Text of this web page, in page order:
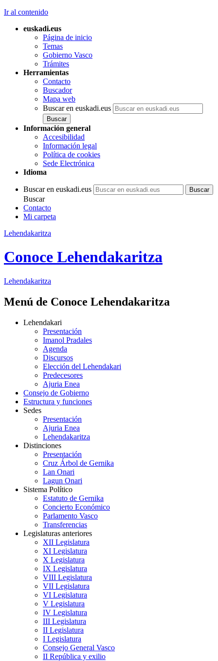
Ir al contenido
euskadi.eus
Página de inicio
Temas
Gobierno Vasco
Trámites
Herramientas
Contacto
Buscador
Mapa web
Buscar en euskadi.eus
Información general
Accesibilidad
Información legal
Política de cookies
Sede Electrónica
Idioma
Buscar en euskadi.eus
Buscar
Contacto
Mi carpeta
Lehendakaritza
Conoce Lehendakaritza
Lehendakaritza
Menú de Conoce Lehendakaritza
Lehendakari
Presentación
Imanol Pradales
Agenda
Discursos
Elección del Lehendakari
Predecesores
Ajuria Enea
Consejo de Gobierno
Estructura y funciones
Sedes
Presentación
Ajuria Enea
Lehendakaritza
Distinciones
Presentación
Cruz Árbol de Gernika
Lan Onari
Lagun Onari
Sistema Político
Estatuto de Gernika
Concierto Económico
Parlamento Vasco
Transferencias
Legislaturas anteriores
XII Legislatura
XI Legislatura
X Legislatura
IX Legislatura
VIII Legislatura
VII Legislatura
VI Legislatura
V Legislatura
IV Legislatura
III Legislatura
II Legislatura
I Legislatura
Consejo General Vasco
II República y exilio